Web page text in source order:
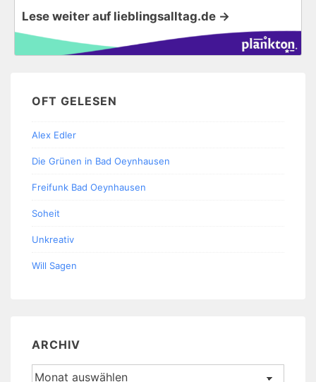
Lese weiter auf lieblingsalltag.de →
OFT GELESEN
Alex Edler
Die Grünen in Bad Oeynhausen
Freifunk Bad Oeynhausen
Soheit
Unkreativ
Will Sagen
ARCHIV
Archiv